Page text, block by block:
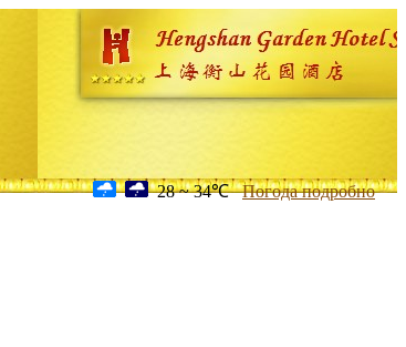
28 ~ 34℃ Погода подробно